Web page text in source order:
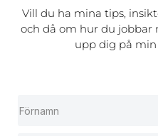
Vill du ha mina tips,
och då om hur du jobbar
upp dig på